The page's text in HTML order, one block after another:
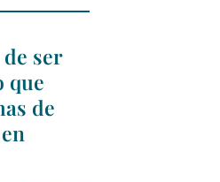
ser
que
de